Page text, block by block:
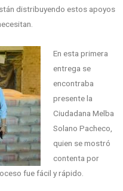
distribuyendo estos apoyos
En esta primera
entrega se
encontraba
presente la
Ciudadana Melba
Solano Pacheco,
quien se mostró
contenta por
fue fácil y rápido.